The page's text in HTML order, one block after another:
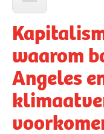
waarom
Angeles